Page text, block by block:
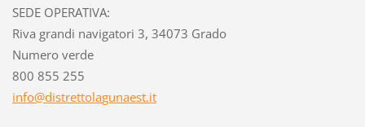
SEDE OPERATIVA:
Riva grandi navigatori 3, 34073 Grado
Numero verde
800 855 255
info@distrettolagunaest.it